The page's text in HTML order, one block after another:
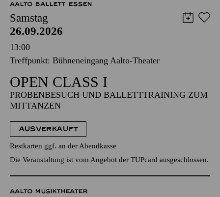
AALTO BALLETT ESSEN
Samstag
26.09.2026
13:00
Treffpunkt: Bühneneingang Aalto-Theater
OPEN CLASS I
PROBENBESUCH UND BALLETTTRAINING ZUM
MITTANZEN
AUSVERKAUFT
Restkarten ggf. an der Abendkasse
Die Veranstaltung ist vom Angebot der TUPcard ausgeschlossen.
AALTO MUSIKTHEATER